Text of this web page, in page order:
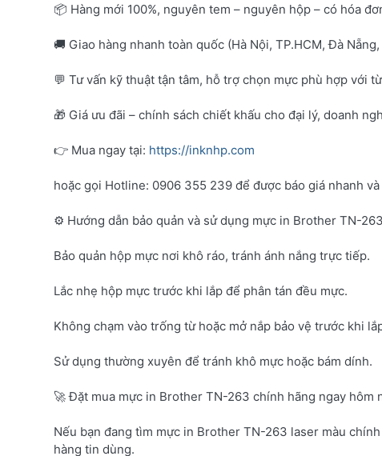
📦 Hàng mới 100%, nguyên tem – nguyên hộp – có hóa
🚚 Giao hàng nhanh toàn quốc (Hà Nội, TP.HCM, Đà
💬 Tư vấn kỹ thuật tận tâm, hỗ trợ chọn mực phù hợp với
🎁 Giá ưu đãi – chính sách chiết khấu cho đại lý, doanh
👉 Mua ngay tại: https://inknhp.com
hoặc gọi Hotline: 0906 355 239 để được báo giá nhanh
⚙️ Hướng dẫn bảo quản và sử dụng mực in Brother TN-263
Bảo quản hộp mực nơi khô ráo, tránh ánh nắng trực tiếp.
Lắc nhẹ hộp mực trước khi lắp để phân tán đều mực.
Không chạm vào trống từ hoặc mở nắp bảo vệ trước khi
Sử dụng thường xuyên để tránh khô mực hoặc bám dính.
🚀 Đặt mua mực in Brother TN-263 chính hãng ngay hôm
Nếu bạn đang tìm mực in Brother TN-263 laser màu
hàng tin dùng.